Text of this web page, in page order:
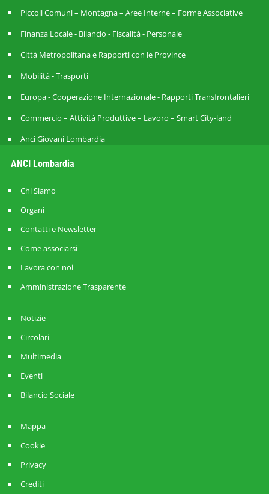
Piccoli Comuni – Montagna – Aree Interne – Forme Associative
Finanza Locale - Bilancio - Fiscalità - Personale
Città Metropolitana e Rapporti con le Province
Mobilità - Trasporti
Europa - Cooperazione Internazionale - Rapporti Transfrontalieri
Commercio – Attività Produttive – Lavoro – Smart City-land
Anci Giovani Lombardia
ANCI Lombardia
Chi Siamo
Organi
Contatti e Newsletter
Come associarsi
Lavora con noi
Amministrazione Trasparente
Notizie
Circolari
Multimedia
Eventi
Bilancio Sociale
Mappa
Cookie
Privacy
Crediti